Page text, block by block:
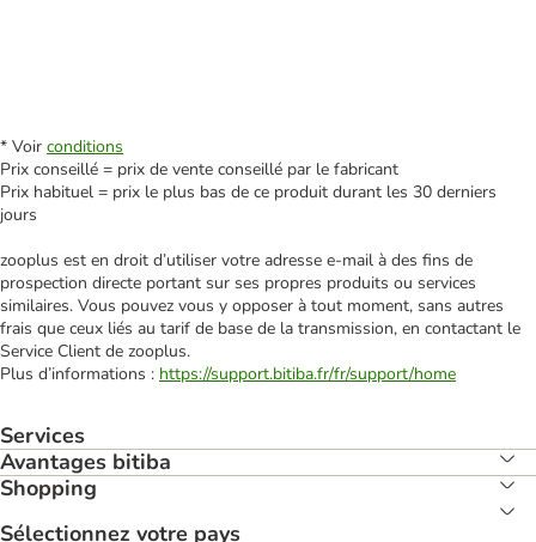
* Voir conditions
Prix conseillé = prix de vente conseillé par le fabricant
Prix habituel = prix le plus bas de ce produit durant les 30 derniers
jours
zooplus est en droit d’utiliser votre adresse e‑mail à des fins de
prospection directe portant sur ses propres produits ou services
similaires. Vous pouvez vous y opposer à tout moment, sans autres
frais que ceux liés au tarif de base de la transmission, en contactant le
Service Client de zooplus.
Plus d’informations : https://support.bitiba.fr/fr/support/home
Services
Avantages bitiba
Shopping
Sélectionnez votre pays